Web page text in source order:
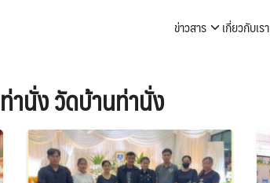
ข่าวสาร เกี่ยวกับเรา
านั่ง วัดบ้านท่านั่ง